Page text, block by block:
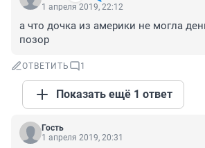
1 апреля 2019, 22:12
а что дочка из америки не могла
позор
ОТВЕТИТЬ 1
Показать ещё 1 ответ
Гость
1 апреля 2019, 20:31